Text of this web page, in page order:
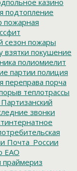
подтопление
пожарная
сезон пожары
взятки покушение
полиомиелит
партии полиция
переправа порча
теплотрассы
звонки
Почта_России
ЕАО
праймериз